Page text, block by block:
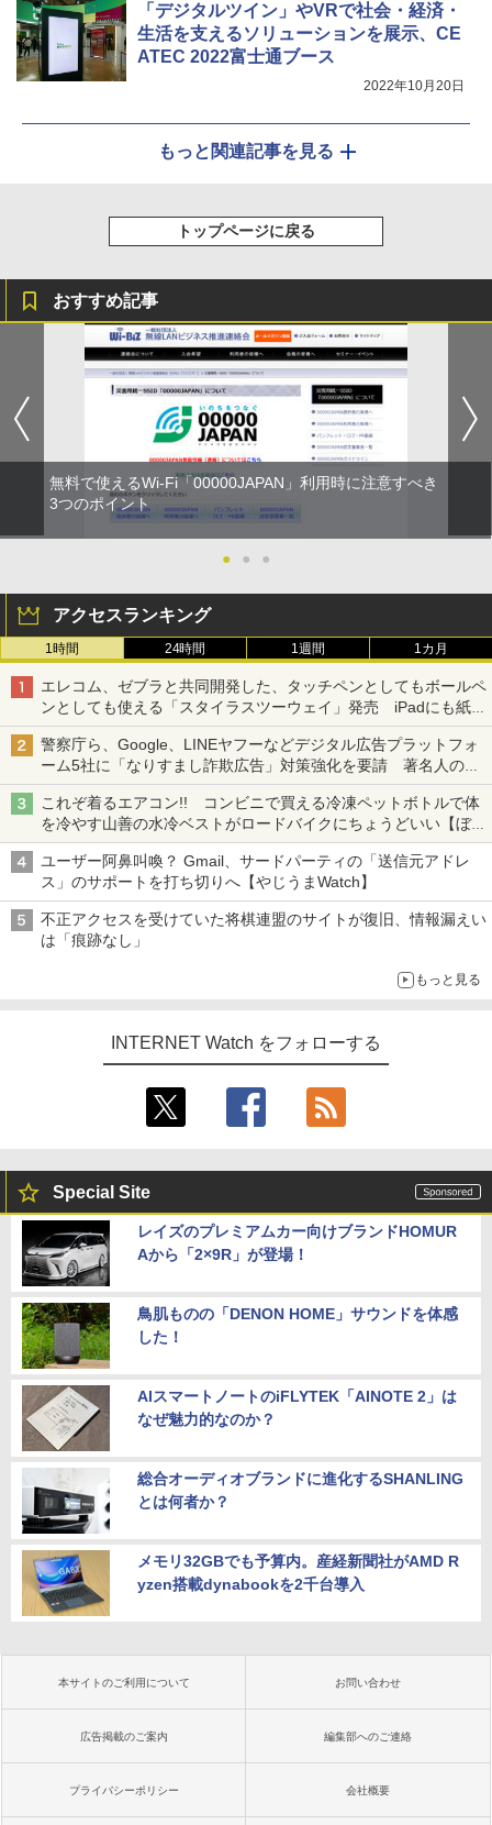
「デジタルツイン」やVRで社会・経済・
生活を支えるソリューションを展示、CE
ATEC 2022富士通ブース
2022年10月20日
もっと関連記事を見る
トップページに戻る
おすすめ記事
無料で使えるWi-Fi「00000JAPAN」利用時に注意すべき
3つのポイント
● ● ●
アクセスランキング
1時間 24時間 1週間 1カ月
エレコム、ゼブラと共同開発した、タッチペンとしてもボールペ
ンとしても使える「スタイラスツーウェイ」発売 iPadにも紙に
も、持ち替えずに書き込める
警察庁ら、Google、LINEヤフーなどデジタル広告プラットフォ
ーム5社に「なりすまし詐欺広告」対策強化を要請 著名人の写
真や映像を使った投資詐欺などへの対策として
これぞ着るエアコン!! コンビニで買える冷凍ペットボトルで体
を冷やす山善の水冷ベストがロードバイクにちょうどいい【ぼっ
ち・ざ・ろーど！その14】【空いた時間でなにしてる？】
ユーザー阿鼻叫喚？ Gmail、サードパーティの「送信元アドレ
ス」のサポートを打ち切りへ【やじうまWatch】
不正アクセスを受けていた将棋連盟のサイトが復旧、情報漏えい
は「痕跡なし」
もっと見る
INTERNET Watch をフォローする
Special Site
レイズのプレミアムカー向けブランドHOMUR
Aから「2×9R」が登場！
鳥肌ものの「DENON HOME」サウンドを体感
した！
AIスマートノートのiFLYTEK「AINOTE 2」は
なぜ魅力的なのか？
総合オーディオブランドに進化するSHANLING
とは何者か？
メモリ32GBでも予算内。産経新聞社がAMD R
yzen搭載dynabookを2千台導入
本サイトのご利用について お問い合わせ
広告掲載のご案内 編集部へのご連絡
プライバシーポリシー 会社概要